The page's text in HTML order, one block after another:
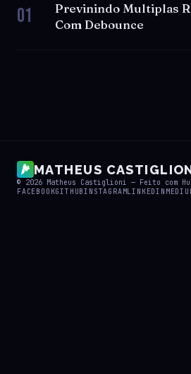
01
Previnindo Multiplas
Com Debounce
MATHEUS
© 2026 Matheus Castiglioni — Feito com
FACEBOOKGITHUBINSTAGRAMLINKEDIN